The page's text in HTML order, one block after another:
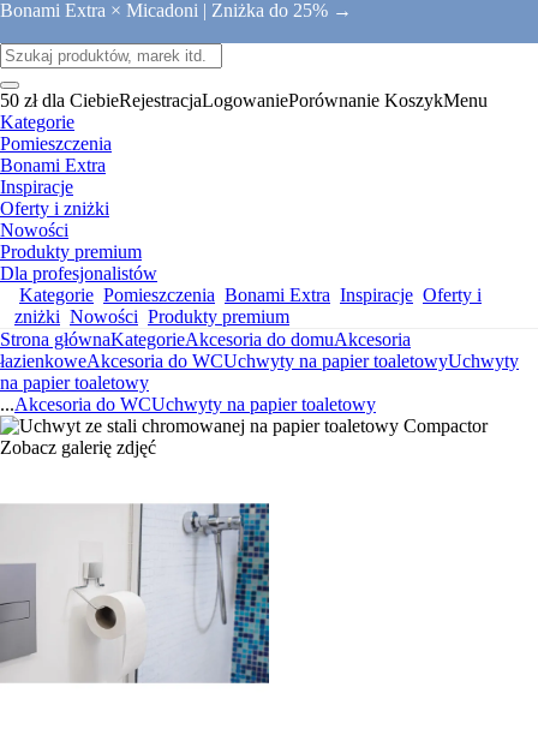
Bonami Extra × Micadoni | Zniżka do 25% →
50 zł dla CiebieRejestracjaLogowaniePorównanie KoszykMenu
Kategorie
Pomieszczenia
Bonami Extra
Inspiracje
Oferty i zniżki
Nowości
Produkty premium
Dla profesjonalistów
Kategorie Pomieszczenia Bonami Extra Inspiracje Oferty i
zniżki Nowości Produkty premium
Strona głównaKategorieAkcesoria do domuAkcesoria
łazienkoweAkcesoria do WCUchwyty na papier toaletowyUchwyty
na papier toaletowy
...Akcesoria do WCUchwyty na papier toaletowy
Zobacz galerię zdjęć